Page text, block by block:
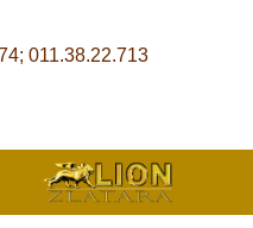
011.38.22.713